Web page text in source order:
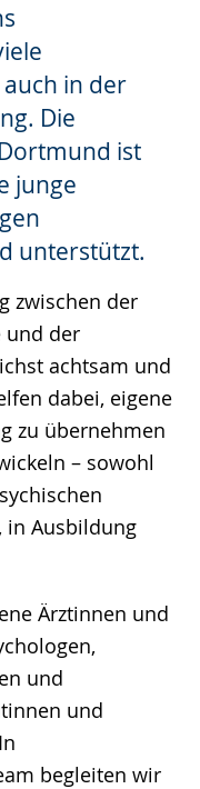
in der
Die
ist
junge
unterstützt.
zwischen der
und der
achtsam und
dabei, eigene
zu übernehmen
– sowohl
in Ausbildung
Ärztinnen und
und
und
begleiten wir